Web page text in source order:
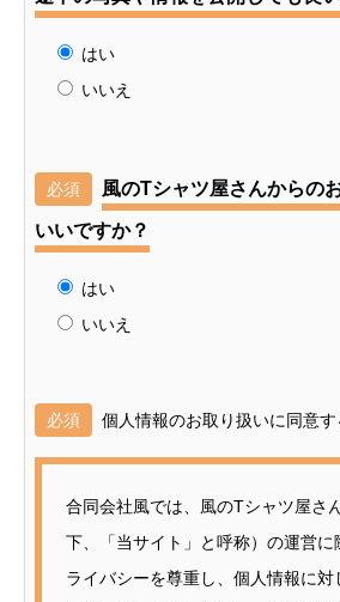
はい
いいえ
必須 風のTシャツ屋さんからの
いいですか？
はい
いいえ
必須 個人情報のお取り扱いに同意す
合同会社風では、風のTシャツ屋さ
下、「当サイト」と呼称）の運営に
ライバシーを尊重し、個人情報に対